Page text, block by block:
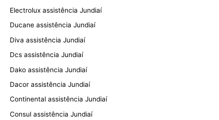
Electrolux assistência Jundiaí
Ducane assistência Jundiaí
Diva assistência Jundiaí
Dcs assistência Jundiaí
Dako assistência Jundiaí
Dacor assistência Jundiaí
Continental assistência Jundiaí
Consul assistência Jundiaí